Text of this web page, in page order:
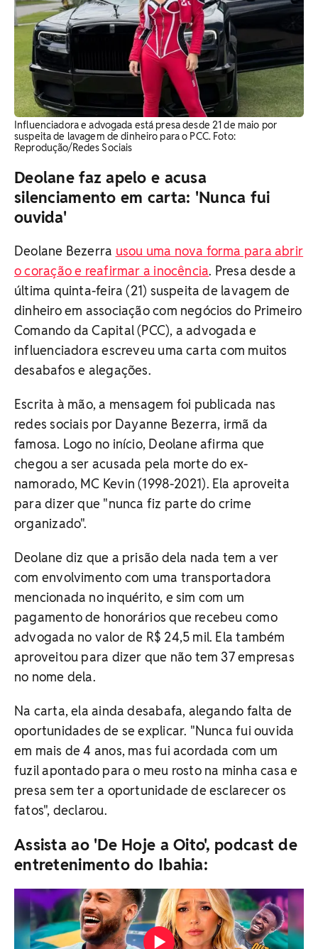
Influenciadora e advogada está presa desde 21 de maio por
suspeita de lavagem de dinheiro para o PCC. Foto:
Reprodução/Redes Sociais
Deolane faz apelo e acusa
silenciamento em carta: 'Nunca fui
ouvida'
Deolane Bezerra usou uma nova forma para abrir
o coração e reafirmar a inocência. Presa desde a
última quinta-feira (21) suspeita de lavagem de
dinheiro em associação com negócios do Primeiro
Comando da Capital (PCC), a advogada e
influenciadora escreveu uma carta com muitos
desabafos e alegações.
Escrita à mão, a mensagem foi publicada nas
redes sociais por Dayanne Bezerra, irmã da
famosa. Logo no início, Deolane afirma que
chegou a ser acusada pela morte do ex-
namorado, MC Kevin (1998-2021). Ela aproveita
para dizer que "nunca fiz parte do crime
organizado".
Deolane diz que a prisão dela nada tem a ver
com envolvimento com uma transportadora
mencionada no inquérito, e sim com um
pagamento de honorários que recebeu como
advogada no valor de R$ 24,5 mil. Ela também
aproveitou para dizer que não tem 37 empresas
no nome dela.
Na carta, ela ainda desabafa, alegando falta de
oportunidades de se explicar. "Nunca fui ouvida
em mais de 4 anos, mas fui acordada com um
fuzil apontado para o meu rosto na minha casa e
presa sem ter a oportunidade de esclarecer os
fatos", declarou.
Assista ao 'De Hoje a Oito', podcast de
entretenimento do Ibahia: